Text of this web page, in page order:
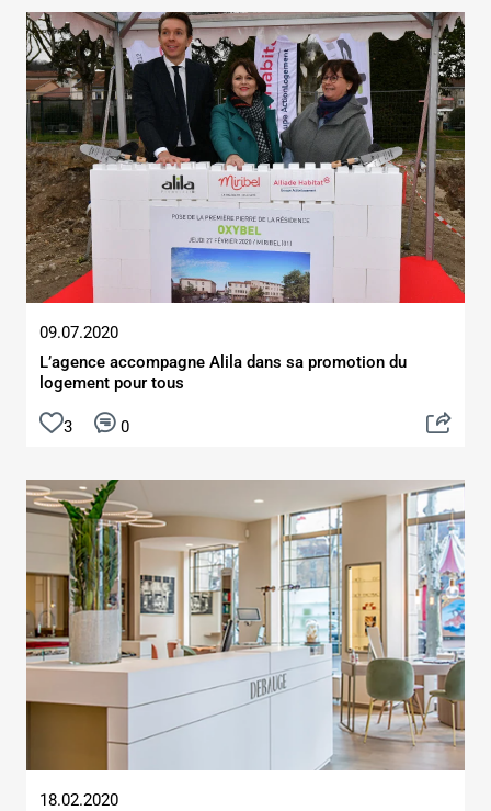
09.07.2020
L’agence accompagne Alila dans sa promotion du
logement pour tous
3 0
18.02.2020